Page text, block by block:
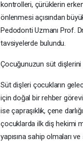
kontrolleri, çürüklerin
önlenmesi açısından
Pedodonti Uzmanı Prof.
tavsiyelerde bulundu.
Çocuğunuzun süt
Süt dişleri çocukların
için doğal bir rehber
ise çapraşıklık, çene
çocuklarda ilk diş hekimi
yapısına sahip olmaları